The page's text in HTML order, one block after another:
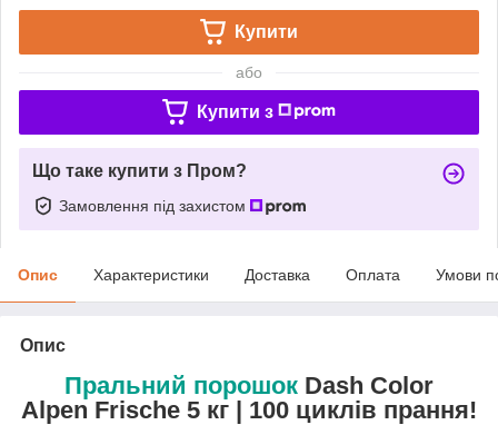
Купити
або
Купити з
Що таке купити з Пром?
Замовлення під захистом
Опис Характеристики Доставка Оплата Умови
Опис
Пральний порошок Dash Color
Alpen Frische 5 кг | 100 циклів прання!